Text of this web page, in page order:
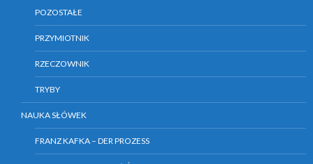
POZOSTAŁE
PRZYMIOTNIK
RZECZOWNIK
TRYBY
NAUKA SŁÓWEK
FRANZ KAFKA – DER PROZESS